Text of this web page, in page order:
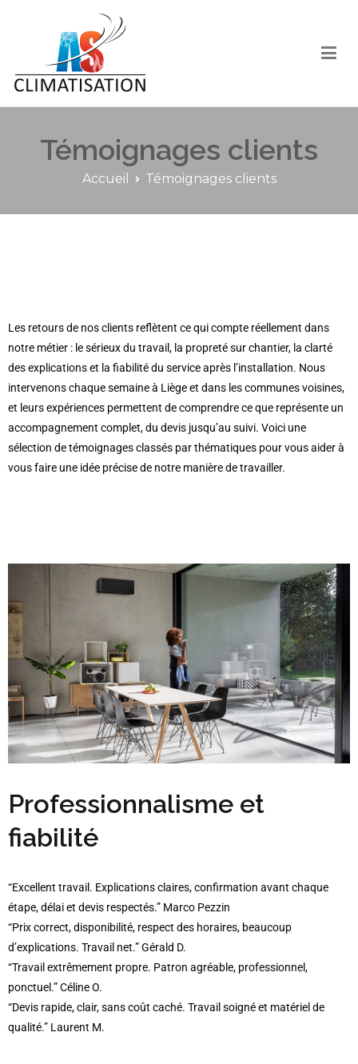
Entreprise de climatisation Liège – Boiler pompe
Liège…
Dépannage – Entretien – Maintenance
Témoignages clients
Accueil Témoignages clients
Les retours de nos clients reflètent ce qui compte réellement dans
notre métier : le sérieux du travail, la propreté sur chantier, la clarté
des explications et la fiabilité du service après l’installation. Nous
intervenons chaque semaine à Liège et dans les communes voisines,
et leurs expériences permettent de comprendre ce que représente un
accompagnement complet, du devis jusqu’au suivi. Voici une
sélection de témoignages classés par thématiques pour vous aider à
vous faire une idée précise de notre manière de travailler.
Professionnalisme et
fiabilité
“Excellent travail. Explications claires, confirmation avant chaque
étape, délai et devis respectés.” Marco Pezzin
“Prix correct, disponibilité, respect des horaires, beaucoup
d’explications. Travail net.” Gérald D.
“Travail extrêmement propre. Patron agréable, professionnel,
ponctuel.” Céline O.
“Devis rapide, clair, sans coût caché. Travail soigné et matériel de
qualité.” Laurent M.